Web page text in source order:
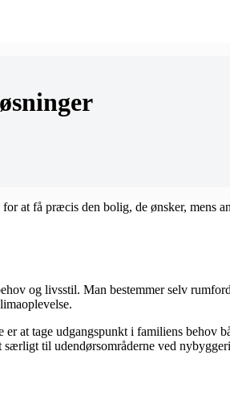
at få præcis den bolig, de ønsker, mens
og livsstil. Man bestemmer selv
at tage udgangspunkt i familiens behov
til udendørsområderne ved